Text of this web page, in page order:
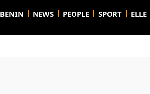
BENIN NEWS PEOPLE SPORT ELLE